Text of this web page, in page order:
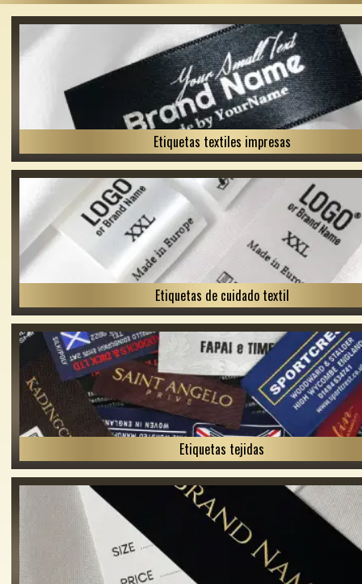
Etiquetas textiles impresas
Etiquetas de cuidado textil
Etiquetas tejidas